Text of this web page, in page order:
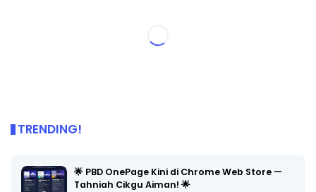
TRENDING!
🌟 PBD OnePage Kini di Chrome Web Store —
Tahniah Cikgu Aiman! 🌟